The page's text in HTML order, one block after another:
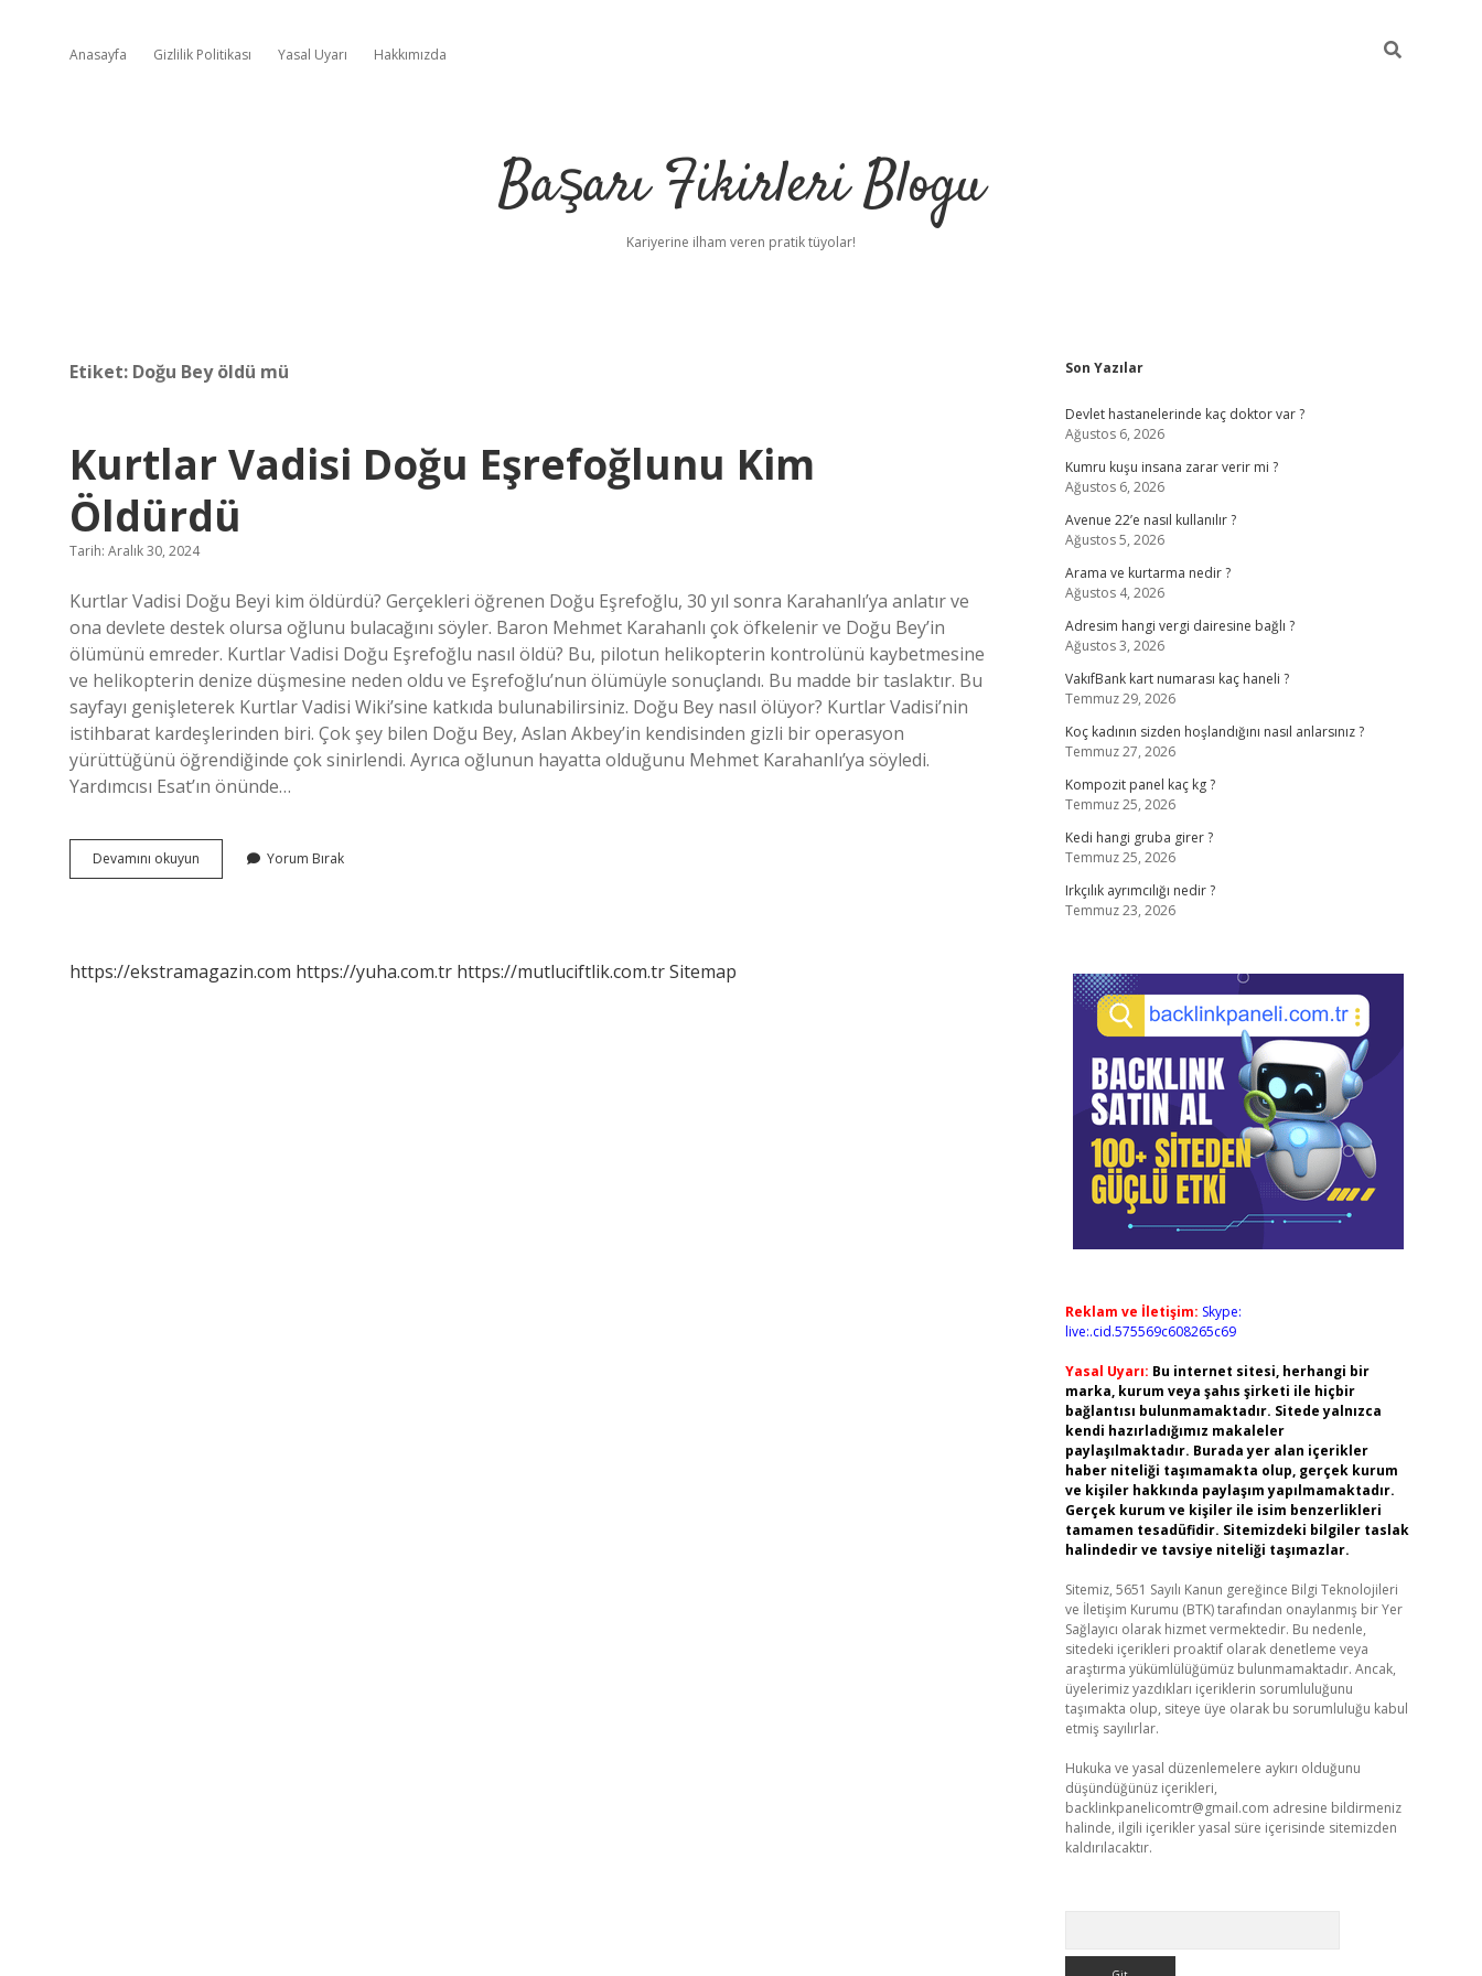
Anasayfa Gizlilik Politikası Yasal Uyarı Hakkımızda
Başarı Fikirleri Blogu
Kariyerine ilham veren pratik tüyolar!
Etiket: Doğu Bey öldü mü
Kurtlar Vadisi Doğu Eşrefoğlunu Kim
Öldürdü
Tarih: Aralık 30, 2024
Kurtlar Vadisi Doğu Beyi kim öldürdü? Gerçekleri öğrenen Doğu Eşrefoğlu, 30 yıl sonra Karahanlı’ya anlatır ve
ona devlete destek olursa oğlunu bulacağını söyler. Baron Mehmet Karahanlı çok öfkelenir ve Doğu Bey’in
ölümünü emreder. Kurtlar Vadisi Doğu Eşrefoğlu nasıl öldü? Bu, pilotun helikopterin kontrolünü kaybetmesine
ve helikopterin denize düşmesine neden oldu ve Eşrefoğlu’nun ölümüyle sonuçlandı. Bu madde bir taslaktır. Bu
sayfayı genişleterek Kurtlar Vadisi Wiki’sine katkıda bulunabilirsiniz. Doğu Bey nasıl ölüyor? Kurtlar Vadisi’nin
istihbarat kardeşlerinden biri. Çok şey bilen Doğu Bey, Aslan Akbey’in kendisinden gizli bir operasyon
yürüttüğünü öğrendiğinde çok sinirlendi. Ayrıca oğlunun hayatta olduğunu Mehmet Karahanlı’ya söyledi.
Yardımcısı Esat’ın önünde…
Devamını okuyun
Vadisi
Yorum Bırak
https://ekstramagazin.com https://yuha.com.tr https://mutluciftlik.com.trSitemap
Sidebar
Son Yazılar
Devlet hastanelerinde kaç doktor var ?
Ağustos 6, 2026
Kumru kuşu insana zarar verir mi ?
Ağustos 6, 2026
Avenue 22’e nasıl kullanılır ?
Ağustos 5, 2026
Arama ve kurtarma nedir ?
Ağustos 4, 2026
Adresim hangi vergi dairesine bağlı ?
Ağustos 3, 2026
VakıfBank kart numarası kaç haneli ?
Temmuz 29, 2026
Koç kadının sizden hoşlandığını nasıl anlarsınız ?
Temmuz 27, 2026
Kompozit panel kaç kg ?
Temmuz 25, 2026
Kedi hangi gruba girer ?
Temmuz 25, 2026
Irkçılık ayrımcılığı nedir ?
Temmuz 23, 2026
Reklam ve İletişim: Skype:
live:.cid.575569c608265c69
Yasal Uyarı: Bu internet sitesi, herhangi bir
marka, kurum veya şahıs şirketi ile hiçbir
bağlantısı bulunmamaktadır. Sitede yalnızca
kendi hazırladığımız makaleler
paylaşılmaktadır. Burada yer alan içerikler
haber niteliği taşımamakta olup, gerçek kurum
ve kişiler hakkında paylaşım yapılmamaktadır.
Gerçek kurum ve kişiler ile isim benzerlikleri
tamamen tesadüfidir. Sitemizdeki bilgiler taslak
halindedir ve tavsiye niteliği taşımazlar.
Sitemiz, 5651 Sayılı Kanun gereğince Bilgi Teknolojileri
ve İletişim Kurumu (BTK) tarafından onaylanmış bir Yer
Sağlayıcı olarak hizmet vermektedir. Bu nedenle,
sitedeki içerikleri proaktif olarak denetleme veya
araştırma yükümlülüğümüz bulunmamaktadır. Ancak,
üyelerimiz yazdıkları içeriklerin sorumluluğunu
taşımakta olup, siteye üye olarak bu sorumluluğu kabul
etmiş sayılırlar.
Hukuka ve yasal düzenlemelere aykırı olduğunu
düşündüğünüz içerikleri,
backlinkpanelicomtr@gmail.com adresine bildirmeniz
halinde, ilgili içerikler yasal süre içerisinde sitemizden
kaldırılacaktır.